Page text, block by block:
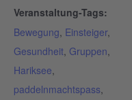
Veranstaltung-Tags:
Bewegung, Einsteiger,
Gesundheit, Gruppen,
Hariksee,
paddelnmachtspass,